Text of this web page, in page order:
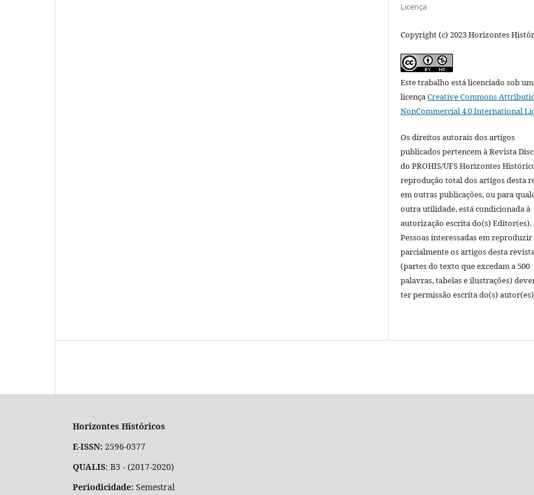
Licença
Copyright (c) 2023 Horizontes
Este trabalho está licenciado sob
licençaCreative Commons
NonCommercial 4.0 International
Os direitos autorais dos artigos
publicados pertencem à Revista
do PROHIS/UFS Horizontes
reprodução total dos artigos desta
em outras publicações, ou para
outra utilidade, está condicionada à
autorização escrita do(s) Editor(es).
Pessoas interessadas em reproduzir
parcialmente os artigos desta
(partes do texto que excedam a 500
palavras, tabelas e ilustrações)
ter permissão escrita do(s)
Horizontes Históricos
E-ISSN: 2596-0377
QUALIS: B3 - (2017-2020)
Periodicidade: Semestral